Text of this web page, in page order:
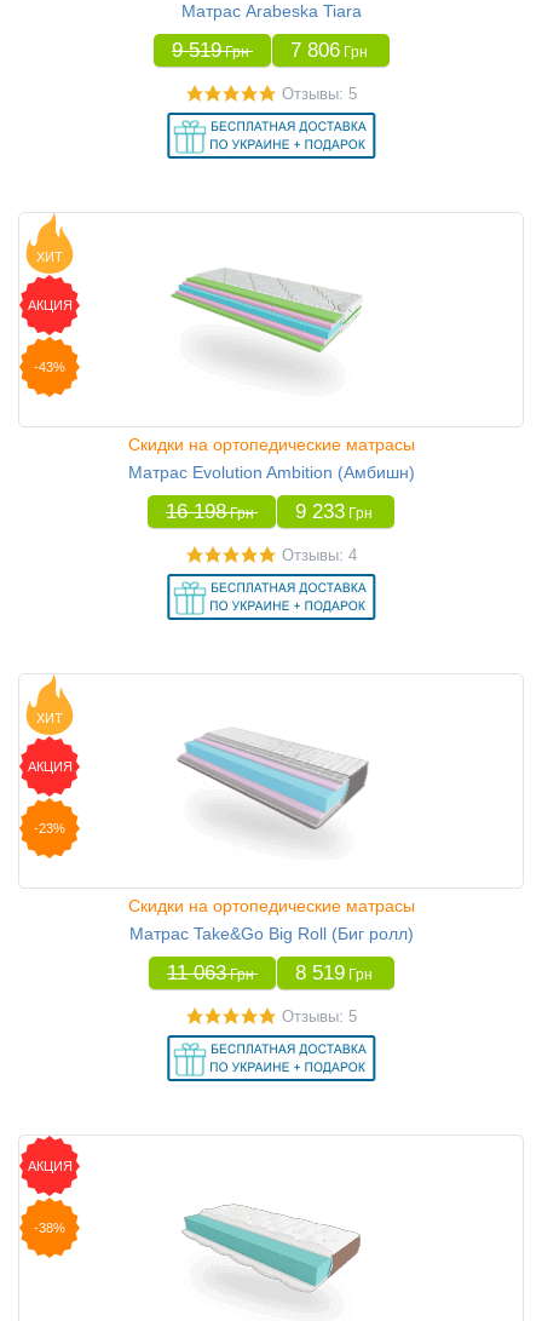
Матрас Arabeska Tiara
9 519 Грн 7 806 Грн
Отзывы: 5
ХИТ
АКЦИЯ
-43%
Скидки на ортопедические матрасы
Матрас Evolution Ambition (Амбишн)
16 198 Грн 9 233 Грн
Отзывы: 4
ХИТ
АКЦИЯ
-23%
Скидки на ортопедические матрасы
Матрас Take&Go Big Roll (Биг ролл)
11 063 Грн 8 519 Грн
Отзывы: 5
АКЦИЯ
-38%